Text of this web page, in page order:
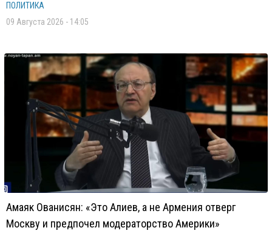
ПОЛИТИКА
09 Августа 2026 - 14:05
Амаяк Ованисян: «Это Алиев, а не Армения отверг
Москву и предпочел модераторство Америки»